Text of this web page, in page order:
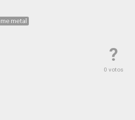
metal
?
0 votos